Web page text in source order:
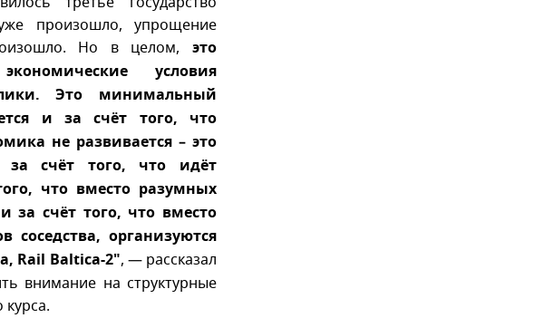
произошло, упрощение
Но в целом, это
условия
Это минимальный
и за счёт того, что
не развивается – это
счёт того, что идёт
что вместо разумных
за счёт того, что вместо
организуются
Rail Baltica-2", — рассказал
внимание на структурные